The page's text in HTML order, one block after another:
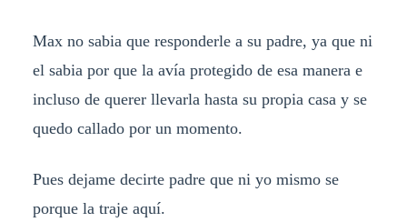
Max no sabia que responderle a su padre, ya que ni
el sabia por que la avía protegido de esa manera e
incluso de querer llevarla hasta su propia casa y se
quedo callado por un momento.
Pues dejame decirte padre que ni yo mismo se
porque la traje aquí.